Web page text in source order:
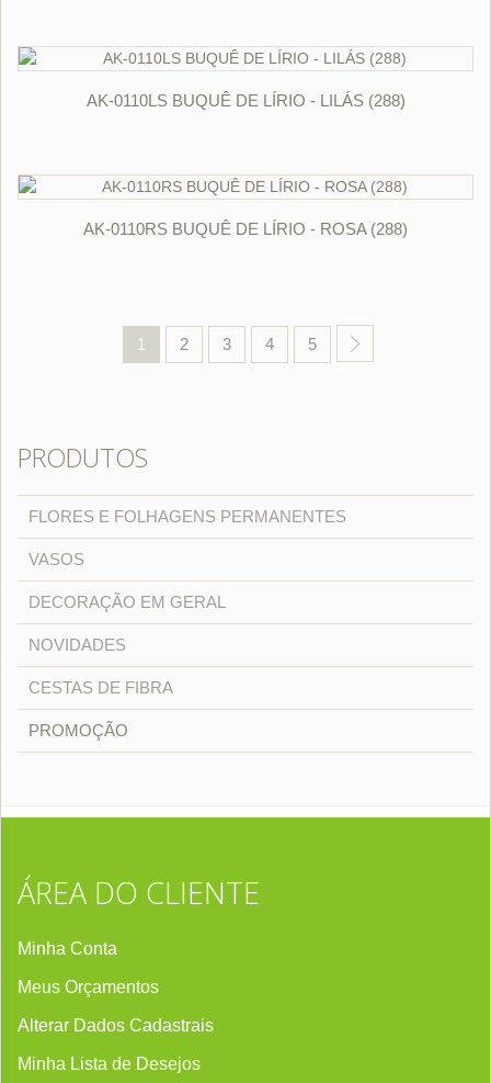
AK-0110LS BUQUÊ DE LÍRIO - LILÁS (288)
AK-0110RS BUQUÊ DE LÍRIO - ROSA (288)
1 2 3 4 5
PRODUTOS
FLORES E FOLHAGENS PERMANENTES
VASOS
DECORAÇÃO EM GERAL
NOVIDADES
CESTAS DE FIBRA
PROMOÇÃO
ÁREA DO CLIENTE
Minha Conta
Meus Orçamentos
Alterar Dados Cadastrais
Minha Lista de Desejos